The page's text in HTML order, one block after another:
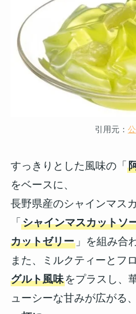
引用元：
すっきりとした風味の「
をベースに、
長野県産のシャインマス
「 シャインマスカットソ
カットゼリー」を組み合
また、ミルクティーとフ
グルト風味をプラスし、
ューシーな甘みが広がる、